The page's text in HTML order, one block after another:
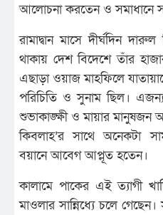
আলোচনা করতেন ও সমাধানে
রামাদ্বান মাসে দীর্ঘদিন
থাকায় দেশ বিদেশে তাঁর
এছাড়া ওয়াজ মাহফিলে
পরিচিতি ও সুনাম ছিল।
শুভাকাঙ্ক্ষী ও মায়ার মানুষজন
কিবলাহ’র সাথে অনেকটা
বয়ানে আবেগ আপ্লূত হতেন।
কালামে পাকের এই ত্যাগী
মাওলার সান্নিধ্যে চলে